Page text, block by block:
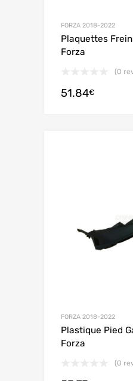
FORZA 2018-2022
Plaquettes
Forza
(0
51.84€
FORZA 2018-2022
Plastique Pied
Forza
(0